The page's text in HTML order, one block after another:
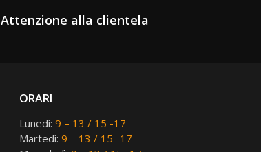
Attenzione alla clientela
ORARI
Lunedì: 9 – 13 / 15 -17
Martedì: 9 – 13 / 15 -17